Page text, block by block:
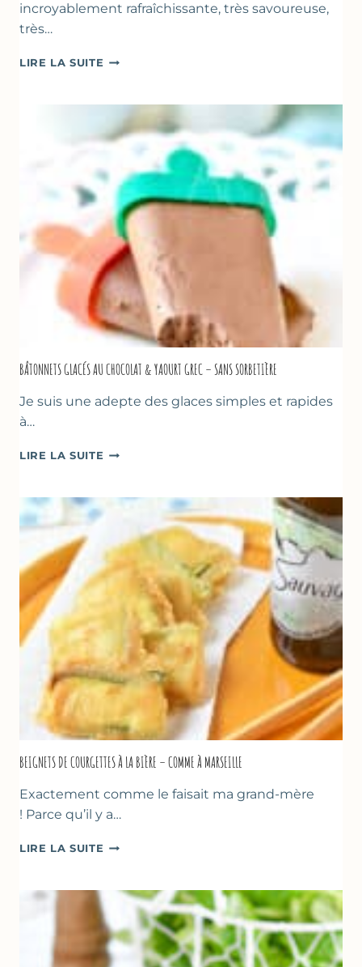
incroyablement rafraîchissante, très savoureuse,
très…
LIRE LA SUITE SOUPE
COURGETTES
AU
CITRON
BASILIC
BÂTONNETS GLACÉS AU CHOCOLAT & YAOURT GREC – SANS SORBETIÈRE
Je suis une adepte des glaces simples et rapides
à…
LIRE LA SUITE BÂTONNETS
CHOCOLAT
YAOURT
GREC
–
SANS
SORBETIÈRE
BEIGNETS DE COURGETTES À LA BIÈRE – COMME À MARSEILLE
Exactement comme le faisait ma grand-mère
! Parce qu’il y a…
LIRE LA SUITE BEIGNETS
LA
BIÈRE
–
COMME